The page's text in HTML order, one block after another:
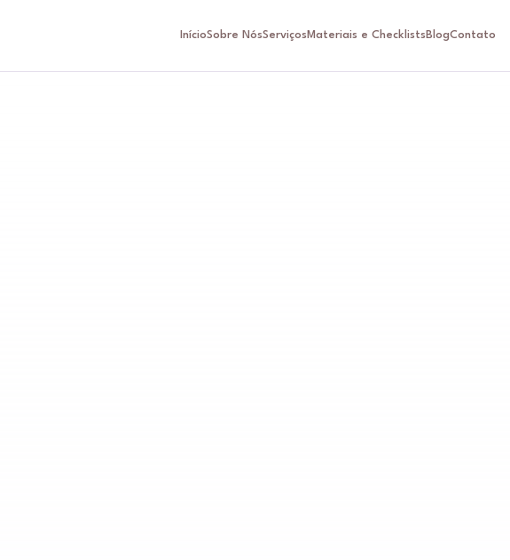
InícioSobre NósServiços Materiais e Checklists BlogContato